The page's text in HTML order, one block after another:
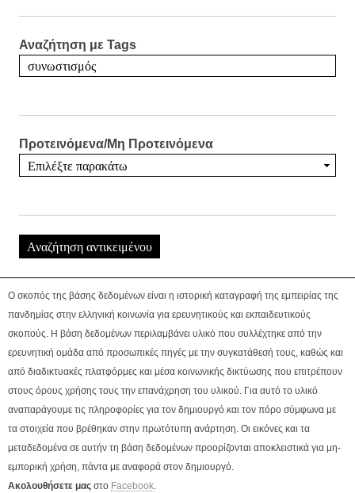
Αναζήτηση με Tags
Προτεινόμενα/Μη Προτεινόμενα
Ο σκοπός της βάσης δεδομένων είναι η ιστορική καταγραφή της εμπειρίας της
πανδημίας στην ελληνική κοινωνία για ερευνητικούς και εκπαιδευτικούς
σκοπούς. Η βάση δεδομένων περιλαμβάνει υλικό που συλλέχτηκε από την
ερευνητική ομάδα από προσωπικές πηγές με την συγκατάθεσή τους, καθώς και
από διαδικτυακές πλατφόρμες και μέσα κοινωνικής δικτύωσης που επιτρέπουν
στους όρους χρήσης τους την επανάχρηση του υλικού. Για αυτό το υλικό
αναπαράγουμε τις πληροφορίες για τον δημιουργό και τον πόρο σύμφωνα με
τα στοιχεία που βρέθηκαν στην πρωτότυπη ανάρτηση. Οι εικόνες και τα
μεταδεδομένα σε αυτήν τη βάση δεδομένων προορίζονται αποκλειστικά για μη-
εμπορική χρήση, πάντα με αναφορά στον δημιουργό.
Ακολουθήσετε μας στο Facebook